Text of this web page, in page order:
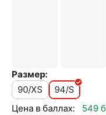
Размер:
90/XS
94/S
Цена в баллах:
549